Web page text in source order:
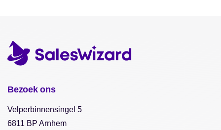
Bezoek ons
Velperbinnensingel 5
6811 BP Arnhem